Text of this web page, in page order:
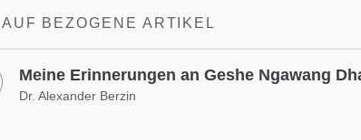
BEZOGENE ARTIKEL
Meine Erinnerungen an Geshe Ngawang
Dr. Alexander Berzin